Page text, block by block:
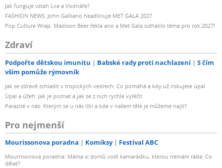
Jak funguje vztah Lva a Vodnáře?
FASHION NEWS: John Galliano headlinuje MET GALA 2027
Pop Culture Wrap: Madison Beer řekla ano a Met Gala odhalilo téma pro rok 2027!
Zdraví
Podpořte dětskou imunitu Babské rady proti nachlazení
S čím
vším pomůže rýmovník
Jak se zdravě zchladit v tropických vedrech: Co pomáhá a kdy už riskujete úpal
Úpal a úžeh: Jak je poznat a jak se z nich rychle vyléčit
Parazité v nás: Kterým se u nás líbí a kde v našem těle je můžeme najít?
Pro nejmenší
Mourissonova poradna Komiksy Festival ABC
Mourrisonova poradna: Máma si domů vodí kamarádku, kterou nemám ráda. Co
dělat?